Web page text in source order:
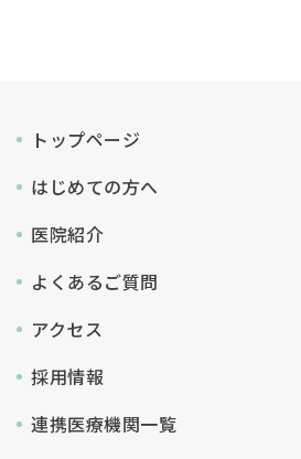
トップページ
はじめての方へ
医院紹介
よくあるご質問
アクセス
採用情報
連携医療機関一覧